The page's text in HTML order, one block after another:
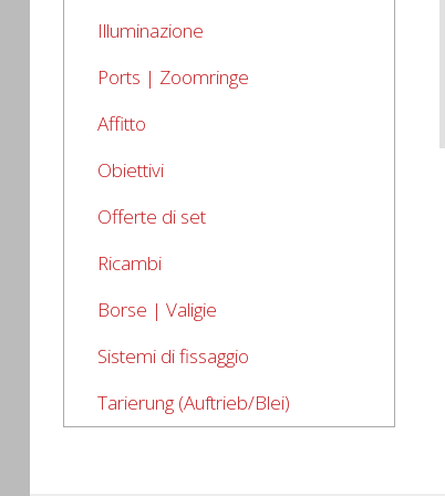
Illuminazione
Ports | Zoomringe
Affitto
Obiettivi
Offerte di set
Ricambi
Borse | Valigie
Sistemi di fissaggio
Tarierung (Auftrieb/Blei)